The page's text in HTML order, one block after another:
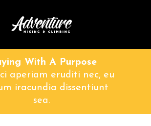
With A Purpose
aperiam eruditi nec, eu
iracundia dissentiunt
sea.